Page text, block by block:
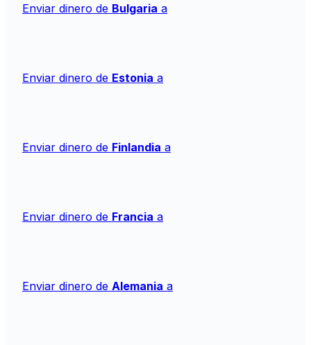
Enviar dinero de Bulgaria a
Enviar dinero de Estonia a
Enviar dinero de Finlandia a
Enviar dinero de Francia a
Enviar dinero de Alemania a